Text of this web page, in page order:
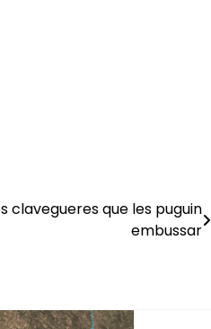
clavegueres que les puguin
embussar